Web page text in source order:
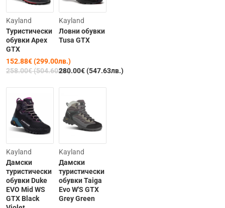
Последнa
бройкa
-41%
Kayland
Туристически
обувки Apex
GTX
152.88€ (299.00лв.)
258.00€ (504.60лв.)
Kayland
Ловни обувки
Tusa GTX
280.00€ (547.63лв.)
Kayland
Дамски
туристически
обувки Duke
EVO Mid WS
GTX Black
Kayland
Дамски
туристически
обувки Taiga
Evo W'S GTX
Grey Green